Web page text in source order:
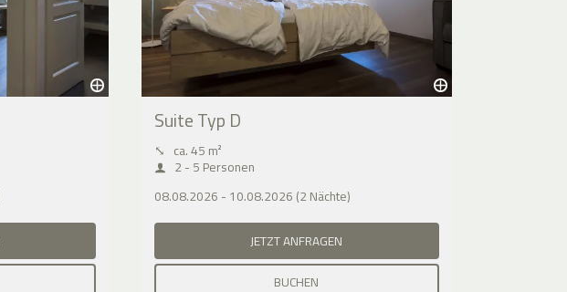
Suite Typ D
⤡ ca. 45 m²
2 - 5 Personen
08.08.2026 - 10.08.2026 (2 Nächte)
JETZT ANFRAGEN
BUCHEN